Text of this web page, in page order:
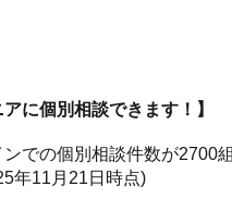
アに個別相談できます！】
での個別相談件数が2700
年11月21日時点)